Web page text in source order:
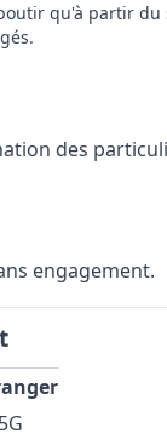
qu'à partir du
des
engagement.